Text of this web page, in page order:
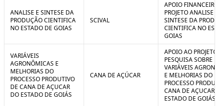
ANALISE E SINTESE DA
PRODUÇÃO CIENTIFICA
NO ESTADO DE GOIAS
SCIVAL
APOIO
PROJETO ANALISE E
SINTESE DA
CIENTIFICA NO
GOIAS
VARIÁVEIS
AGRONÔMICAS E
MELHORIAS DO
PROCESSO PRODUTIVO
DE CANA DE AÇUCAR
DO ESTADO DE GOIÁS
CANA DE AÇÚCAR
APOIO AO
PESQUISA SOBRE
VARIÁVEIS
E MELHORIAS DO
PROCESSO
CANA DE AÇUCAR
ESTADO DE GOIÁS